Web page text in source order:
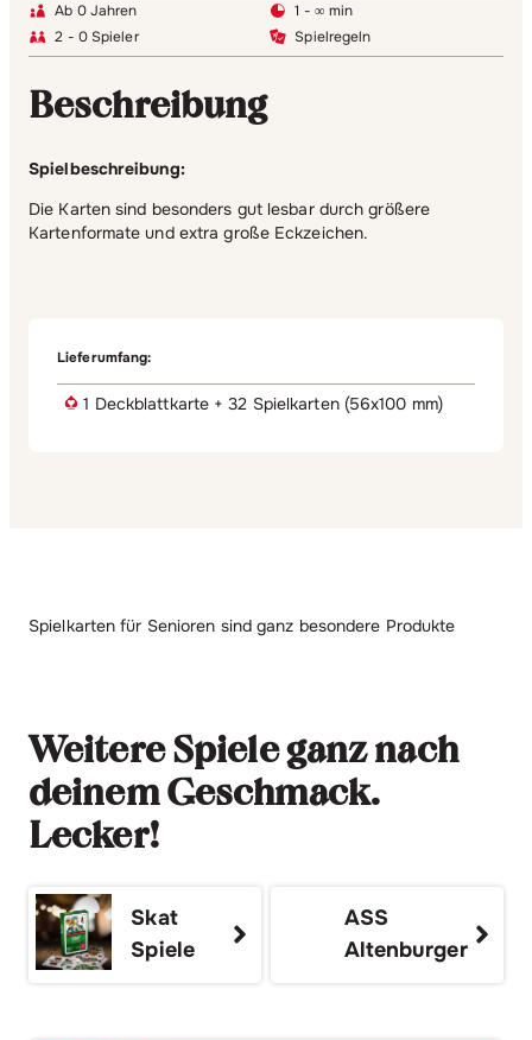
Ab 0 Jahren
1 - ∞ min
2 - 0 Spieler
Spielregeln
Beschreibung
Spielbeschreibung:
Die Karten sind besonders gut lesbar durch größere
Kartenformate und extra große Eckzeichen.
Lieferumfang:
1 Deckblattkarte + 32 Spielkarten (56x100 mm)
Spielkarten für Senioren sind ganz besondere Produkte
Weitere Spiele ganz nach
deinem Geschmack.
Lecker!
Skat
Spiele
ASS
Altenburger